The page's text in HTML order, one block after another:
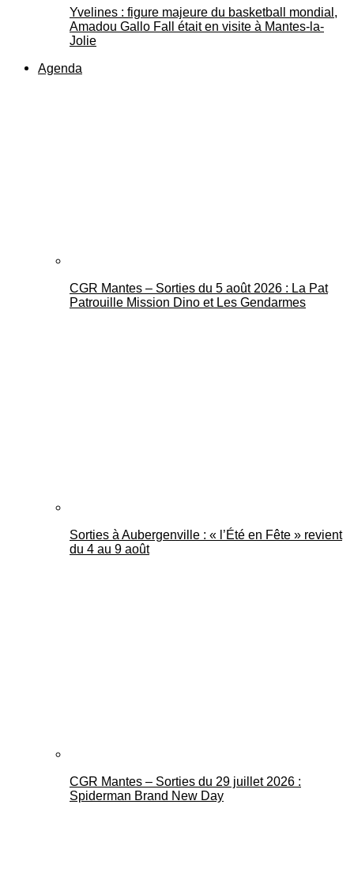
Yvelines : figure majeure du basketball mondial,
Amadou Gallo Fall était en visite à Mantes-la-
Jolie
Agenda
CGR Mantes – Sorties du 5 août 2026 : La Pat
Patrouille Mission Dino et Les Gendarmes
Sorties à Aubergenville : « l’Été en Fête » revient
du 4 au 9 août
CGR Mantes – Sorties du 29 juillet 2026 :
Spiderman Brand New Day